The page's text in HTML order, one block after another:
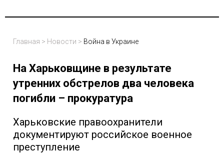
Главная > Новости > Война в Украине
На Харьковщине в результате
утренних обстрелов два человека
погибли – прокуратура
Харьковские правоохранители
документируют российское военное
преступление